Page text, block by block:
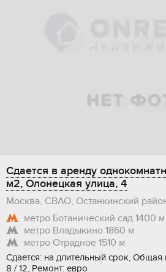
Сдается в аренду
м2, Олонецкая улица, 4
Москва, СВАО, Останкинский
метро Ботанический сад 1400 м
метро Владыкино 1860 м
метро Отрадное 1510 м
Сдается: на длительный срок,
8 / 12, Ремонт: евро